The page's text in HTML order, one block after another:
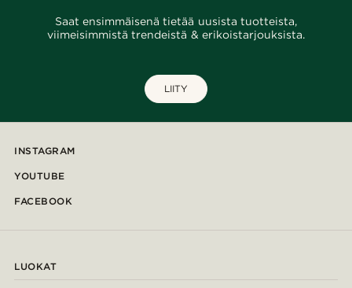
Saat ensimmäisenä tietää uusista tuotteista,
viimeisimmistä trendeistä & erikoistarjouksista.
LIITY
INSTAGRAM
YOUTUBE
FACEBOOK
LUOKAT